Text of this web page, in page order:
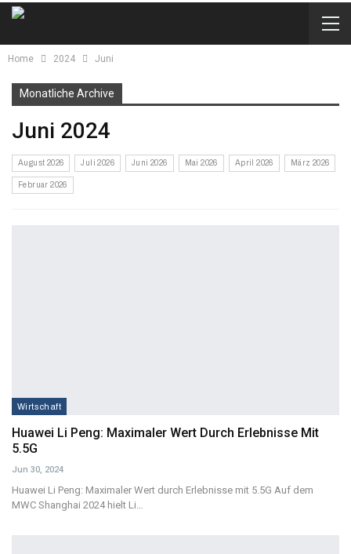
Home 2024 Juni
Monatliche Archive
Juni 2024
August 2026 Juli 2026 Juni 2026 Mai 2026 April 2026 März 2026
Februar 2026
Wirtschaft
Huawei Li Peng: Maximaler Wert Durch Erlebnisse Mit
5.5G
Jun 30, 2024
Huawei Li Peng: Maximaler Wert durch Erlebnisse mit 5.5G Auf dem
MWC Shanghai 2024 hielt Li…